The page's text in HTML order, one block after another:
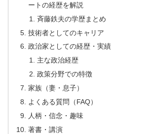
ートの経歴を解説
斉藤鉄夫の学歴まとめ
技術者としてのキャリア
政治家としての経歴・実績
主な政治経歴
政策分野での特徴
家族（妻・息子）
よくある質問（FAQ）
人柄・信念・趣味
著書・講演